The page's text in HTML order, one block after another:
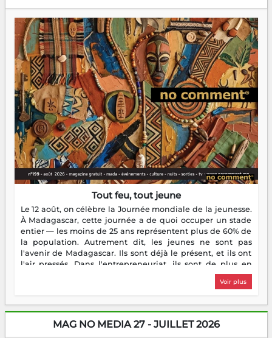
Tout feu, tout jeune
Le 12 août, on célèbre la Journée mondiale de la jeunesse.
À Madagascar, cette journée a de quoi occuper un stade
entier — les moins de 25 ans représentent plus de 60% de
la population. Autrement dit, les jeunes ne sont pas
l'avenir de Madagascar. Ils sont déjà le présent, et ils ont
l'air pressés. Dans l'entrepreneuriat, ils sont de plus en
plus nombreux à se lancer, à créer, à risquer — souvent
sans filet, souvent sans aide, mais toujours avec cette
dorment vraiment la nuit. En culture, les nouvelles sont
encore meilleures. Aina Rasamoelina vient de décrocher le
Prix RFI Instrumental Afrique. Miangaly Elia rafle le Prix
Voir plus
MAG NO MEDIA 27 - JUILLET 2026